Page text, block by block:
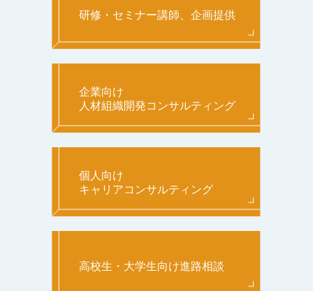
研修・セミナー講師、企画提供
企業向け
人材組織開発コンサルティング
個人向け
キャリアコンサルティング
高校生・大学生向け進路相談